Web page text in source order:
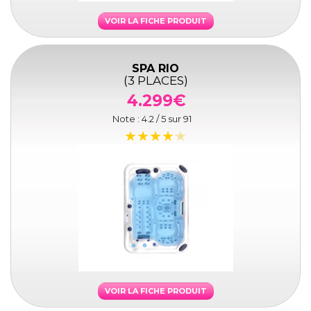
VOIR LA FICHE PRODUIT
SPA RIO
(3 PLACES)
4.299€
Note : 4.2 / 5 sur91
VOIR LA FICHE PRODUIT